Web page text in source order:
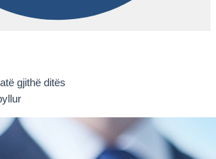
gjithë ditës